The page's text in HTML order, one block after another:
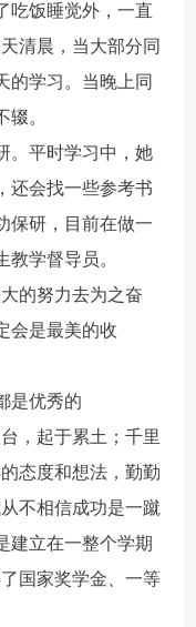
吃饭睡觉外，一直
清晨，当大部分同
的学习。当晚上同
。
。平时学习中，她
还会找一些参考书
保研，目前在做一
学督导员。
的努力去为之奋
会是最美的收
是优秀的
，起于累土；千里
态度和想法，勤勤
不相信成功是一蹴
建立在一整个学期
国家奖学金、一等